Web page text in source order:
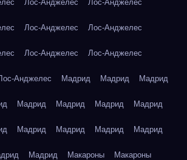
Лос-Анджелес Лос-Анджелес
Лос-Анджелес Лос-Анджелес
Лос-Анджелес Лос-Анджелес
Анджелес Мадрид Мадрид Мадрид
Мадрид Мадрид Мадрид Мадрид
Мадрид Мадрид Мадрид Мадрид
Мадрид Макароны Макароны